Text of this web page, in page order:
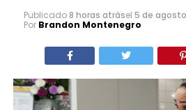
Publicado8 horas atrásel 5 de
Por Brandon Montenegro